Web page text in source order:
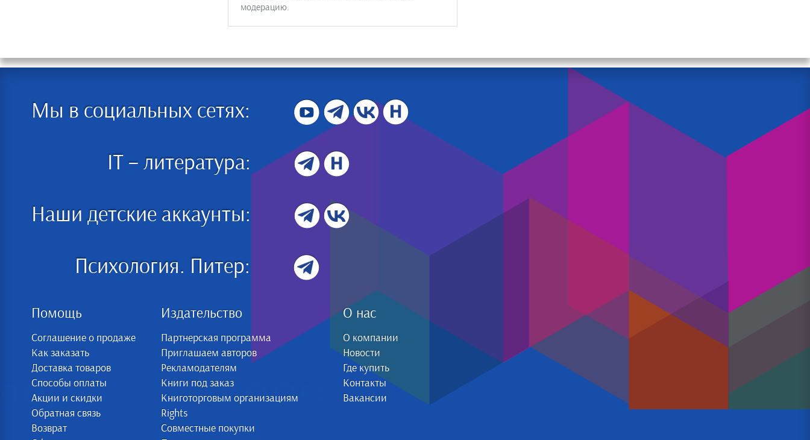
модерацию.
Мы в социальных сетях:
IT – литература:
Наши детские аккаунты:
Психология. Питер:
Помощь
Соглашение о продаже
Как заказать
Доставка товаров
Способы оплаты
Акции и скидки
Обратная связь
Возврат
Издательство
Партнерская программа
Приглашаем авторов
Рекламодателям
Книги под заказ
Книготорговым организациям
Rights
Совместные покупки
О нас
О компании
Новости
Где купить
Контакты
Вакансии